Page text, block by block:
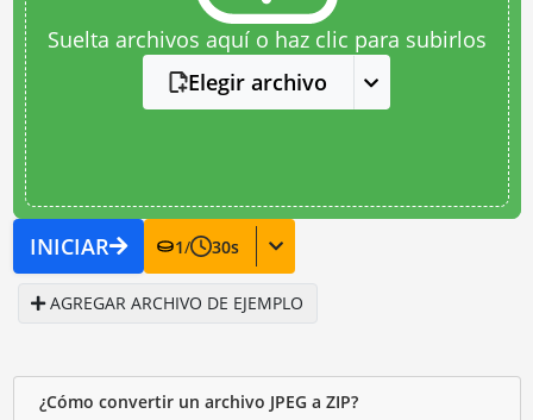
Suelta archivos aquí o haz clic para subirlos
Elegir archivo
INICIAR 1/ 30s
AGREGAR ARCHIVO DE EJEMPLO
¿Cómo convertir un archivo JPEG a ZIP?